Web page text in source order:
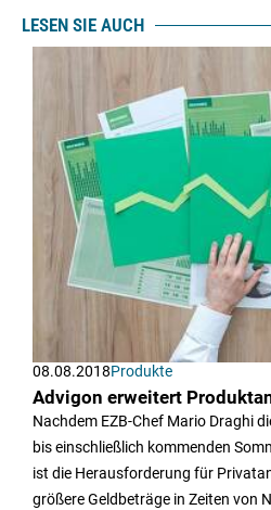
LESEN SIE AUCH
08.08.2018Produkte
Advigon erweitert
Nachdem EZB-Chef Mario Draghi
bis einschließlich kommenden
ist die Herausforderung für
größere Geldbeträge in Zeiten von